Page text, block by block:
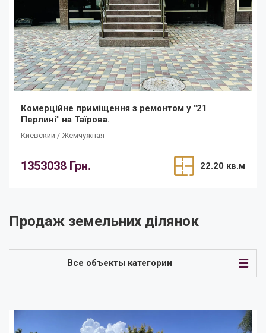
Комерційне приміщення з ремонтом у "21
Перлині" на Таїрова.
Киевский / Жемчужная
1353038 Грн. 22.20 кв.м
Продаж земельних ділянок
Все объекты категории